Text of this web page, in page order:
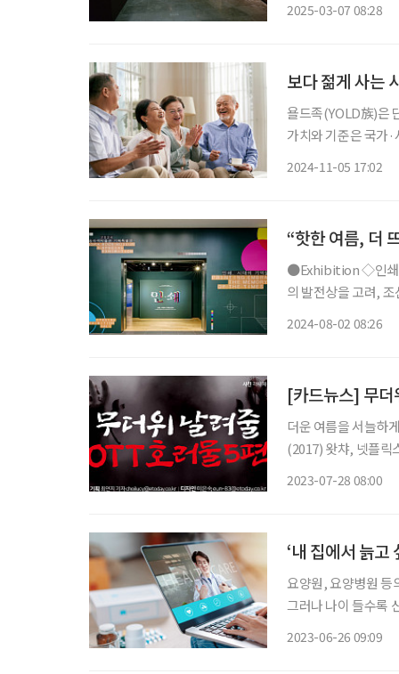
2025-03-07 08:28
보다 젊게 사는
욜드족(YOLD族)은
가치와 기준은 국가
2024-11-05 17:02
“핫한 여름, 더
●Exhibition ◇인쇄, 시대의 기억을 품다 일정 8월 31일까지 장소 송파 책박물관 한국 인쇄
의 발전상을 고려,
2024-08-02 08:26
[카드뉴스] 무
더운 여름을 서늘하
(2017) 왓챠, 넷플릭
2023-07-28 08:00
‘내 집에서 늙고
요양원, 요양병원 등
그러나 나이 들수록
2023-06-26 09:09